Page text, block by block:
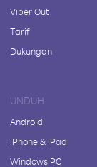
Viber Out
Tarif
Dukungan
UNDUH
Android
iPhone & iPad
Windows PC